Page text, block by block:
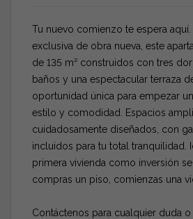
Tu nuevo comienzo te espera
exclusiva de obra nueva, este
de 135 m² construidos con tres
baños y una espectacular terraza
oportunidad única para empezar
estilo y comodidad. Espacios
cuidadosamente diseñados, con
incluidos para tu total tranquilidad.
primera vivienda como inversión
compras un piso, comienzas una
Contáctenos para cualquier duda o